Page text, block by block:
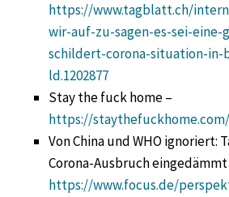
https://www.tagblatt.ch/
wir-auf-zu-sagen-es-sei-
schildert-corona-situation-in-
ld.1202877
Stay the fuck home –
https://
Von China und WHO ignoriert:
Corona-Ausbruch
https://www.focus.de/